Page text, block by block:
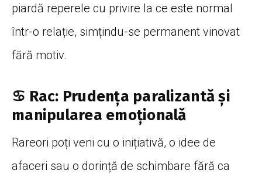
piardă reperele cu privire la ce este normal
într-o relație, simțindu-se permanent vinovat
fără motiv.
♋ Rac: Prudența paralizantă și
manipularea emoțională
Rareori poți veni cu o inițiativă, o idee de
afaceri sau o dorință de schimbare fără ca